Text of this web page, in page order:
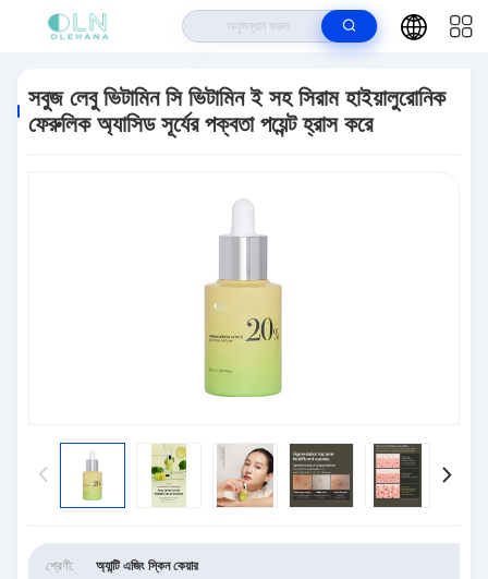
ফেরুলিক অ্যাসিড সূর্যের পক্বতা পয়েন্ট হ্রাস করে
সবুজ লেবু ভিটামিন সি ভিটামিন ই সহ সিরাম হাইয়ালুরোনিক
ফেরুলিক অ্যাসিড সূর্যের পক্বতা পয়েন্ট হ্রাস করে
শ্রেণী: অ্যান্টি এজিং স্কিন কেয়ার